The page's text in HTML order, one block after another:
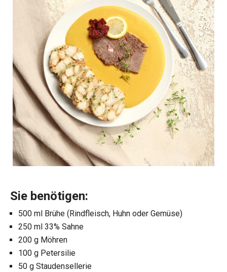
Sie benötigen:
500 ml Brühe (Rindfleisch, Huhn oder Gemüse)
250 ml 33% Sahne
200 g Möhren
100 g Petersilie
50 g Staudensellerie